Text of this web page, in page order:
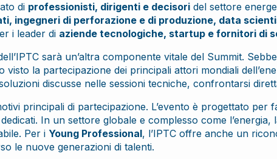
di professionisti, dirigenti e decisori del settore
ingegneri di perforazione e di produzione, data
i leader di aziende tecnologiche, startup e fornitori di
sarà un’altra componente vitale del Summit.
la partecipazione dei principali attori mondiali
discusse nelle sessioni tecniche, confrontarsi
principali di partecipazione. L’evento è progettato
In un settore globale e complesso come
Per i Young Professional, l’IPTC offre anche un
le nuove generazioni di talenti.